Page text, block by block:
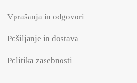
Vprašanja in odgovori
Pošiljanje in dostava
Politika zasebnosti